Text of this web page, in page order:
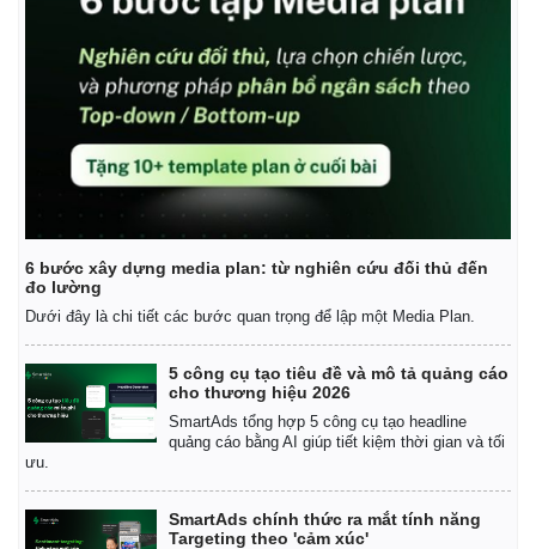
6 bước xây dựng media plan: từ nghiên cứu đối thủ đến
đo lường
Dưới đây là chi tiết các bước quan trọng để lập một Media Plan.
5 công cụ tạo tiêu đề và mô tả quảng cáo
cho thương hiệu 2026
SmartAds tổng hợp 5 công cụ tạo headline
quảng cáo bằng AI giúp tiết kiệm thời gian và tối
ưu.
SmartAds chính thức ra mắt tính năng
Targeting theo 'cảm xúc'